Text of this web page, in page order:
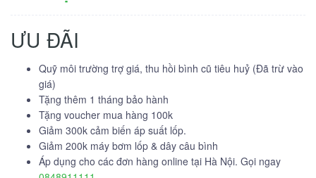
ƯU ĐÃI
Quỹ môi trường trợ giá, thu hồi bình cũ tiêu huỷ (Đã trừ vào
giá)
Tặng thêm 1 tháng bảo hành
Tặng voucher mua hàng 100k
Giảm 300k cảm biến áp suất lốp.
Giảm 200k máy bơm lốp & dây câu bình
Áp dụng cho các đơn hàng online tại Hà Nội. Gọi ngay